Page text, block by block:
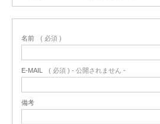
名前 ( 必須 )
E-MAIL ( 必須 ) - 公開されません -
備考